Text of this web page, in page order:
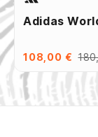
Adidas
108,00 €